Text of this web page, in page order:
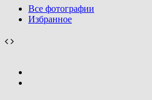
Все фотографии
Избранное